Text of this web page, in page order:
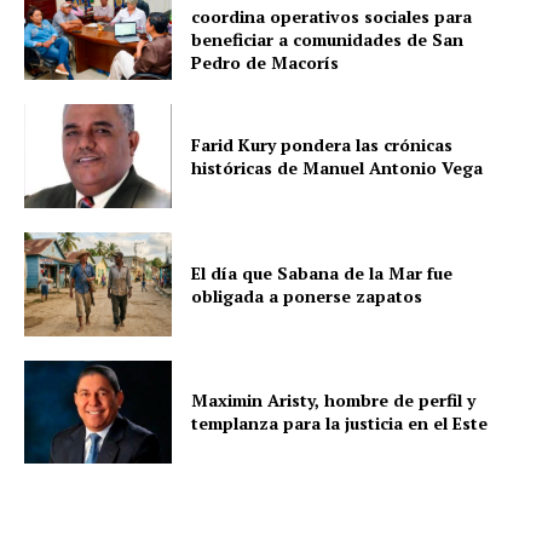
coordina operativos sociales para
beneficiar a comunidades de San
Pedro de Macorís
Farid Kury pondera las crónicas
históricas de Manuel Antonio Vega
El día que Sabana de la Mar fue
obligada a ponerse zapatos
Maximin Aristy, hombre de perfil y
templanza para la justicia en el Este